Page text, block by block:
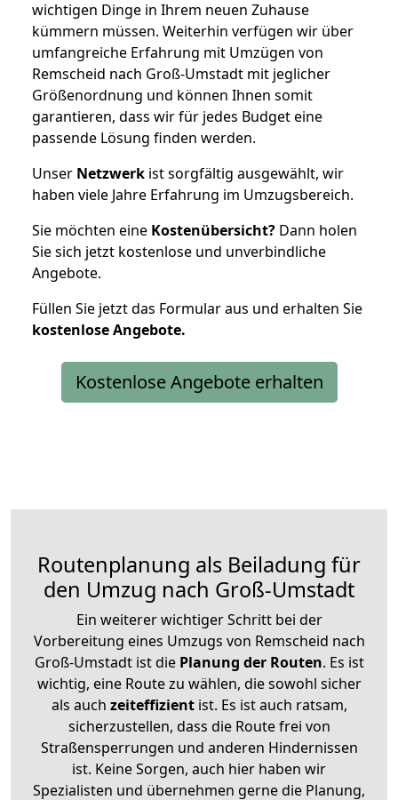
wichtigen Dinge in Ihrem neuen Zuhause
kümmern müssen. Weiterhin verfügen wir über
umfangreiche Erfahrung mit Umzügen von
Remscheid nach Groß-Umstadt mit jeglicher
Größenordnung und können Ihnen somit
garantieren, dass wir für jedes Budget eine
passende Lösung finden werden.
Unser Netzwerk ist sorgfältig ausgewählt, wir
haben viele Jahre Erfahrung im Umzugsbereich.
Sie möchten eine Kostenübersicht? Dann holen
Sie sich jetzt kostenlose und unverbindliche
Angebote.
Füllen Sie jetzt das Formular aus und erhalten Sie
kostenloseAngebote.
Kostenlose Angebote erhalten
Routenplanung als Beiladung für
den Umzug nach Groß-Umstadt
Ein weiterer wichtiger Schritt bei der
Vorbereitung eines Umzugs von Remscheid nach
Groß-Umstadt ist diePlanung der Routen. Es ist
wichtig, eine Route zu wählen, die sowohl sicher
als auch zeiteffizientist. Es ist auch ratsam,
sicherzustellen, dass die Route frei von
Straßensperrungen und anderen Hindernissen
ist. Keine Sorgen, auch hier haben wir
Spezialisten und übernehmen gerne die Planung,